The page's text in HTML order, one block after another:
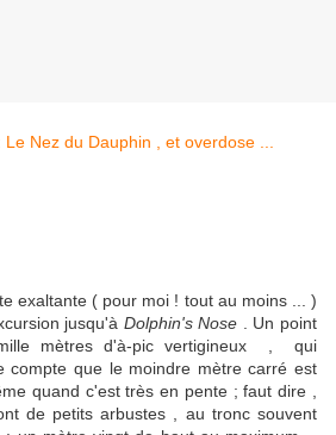
( pour moi ! tout au moins ... )
jusqu'à Dolphin's Nose . Un point
mètres d'à-pic vertigineux , qui
compte que le moindre mètre carré est
quand c'est très en pente ; faut dire ,
de petits arbustes , au tronc souvent